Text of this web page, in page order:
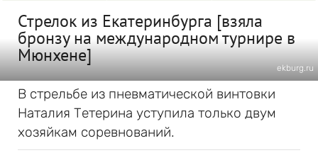
Стрелок из Екатеринбурга [взяла
бронзу на международном турнире в
Мюнхене]
ekburg.ru
В стрельбе из пневматической винтовки
Наталия Тетерина уступила только двум
хозяйкам соревнований.